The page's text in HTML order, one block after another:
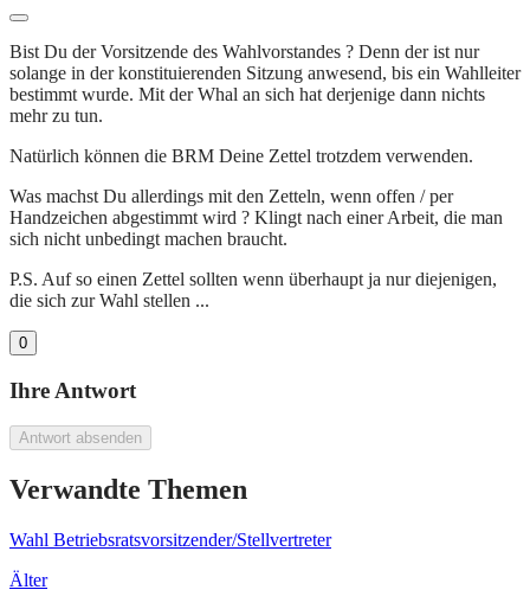
Bist Du der Vorsitzende des Wahlvorstandes ? Denn der ist nur
solange in der konstituierenden Sitzung anwesend, bis ein Wahlleiter
bestimmt wurde. Mit der Whal an sich hat derjenige dann nichts
mehr zu tun.
Natürlich können die BRM Deine Zettel trotzdem verwenden.
Was machst Du allerdings mit den Zetteln, wenn offen / per
Handzeichen abgestimmt wird ? Klingt nach einer Arbeit, die man
sich nicht unbedingt machen braucht.
P.S. Auf so einen Zettel sollten wenn überhaupt ja nur diejenigen,
die sich zur Wahl stellen ...
0
Ihre Antwort
Antwort absenden
Verwandte Themen
Wahl Betriebsratsvorsitzender/Stellvertreter
Älter